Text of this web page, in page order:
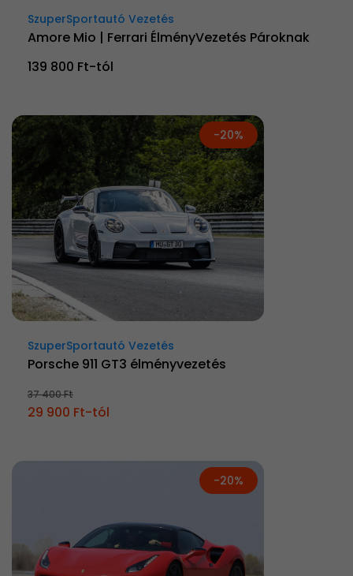
SzuperSportautó Vezetés
Amore Mio | Ferrari ÉlményVezetés Pároknak
139 800 Ft-tól
-20%
SzuperSportautó Vezetés
Porsche 911 GT3 élményvezetés
37 400 Ft
29 900 Ft-tól
-20%